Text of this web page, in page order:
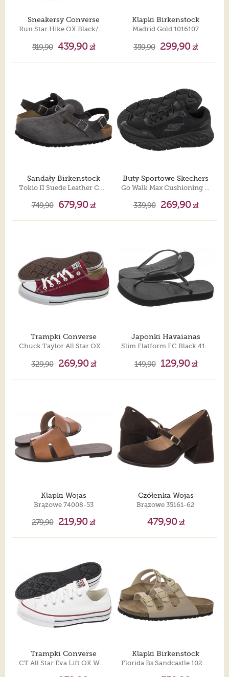
Sneakersy Converse
Run Star Hike OX Black/White/Gum 168816C
519,90 439,90zł
Klapki Birkenstock
Madrid Gold 1016107
359,90 299,90zł
Sandały Birkenstock
749,90 679,90zł
Buty Sportowe Skechers
339,90 269,90zł
Trampki Converse
Chuck Taylor All Star OX M9691
329,90 269,90zł
Japonki Havaianas
Slim Flatform FC Black 4144537-0090
149,90 129,90zł
Klapki Wojas
Brązowe 74008-53
279,90 219,90zł
Czółenka Wojas
Brązowe 35161-62
479,90zł
Trampki Converse
CT All Star Eva Lift OX White/Garnet/Navy 272858C
Klapki Birkenstock
Florida Bs Sandcastle 1029265